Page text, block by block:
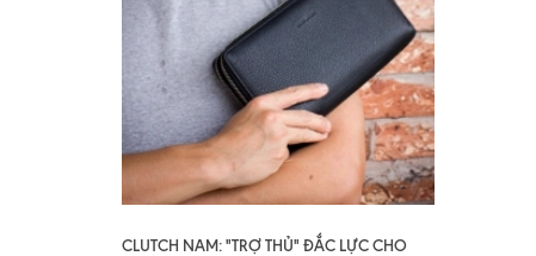
CLUTCH NAM: "TRỢ THỦ" ĐẮC LỰC CHO